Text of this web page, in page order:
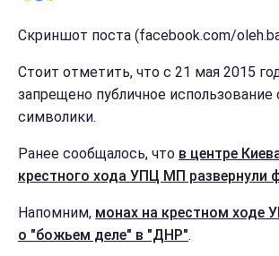
Скриншот поста (facebook.com/
Стоит отметить, что с 21 мая 2015
запрещено публичное использование
символики.
Ранее сообщалось, что в центре
крестного хода УПЦ МП развернули
Напомним, монах на крестном ходе
о "божьем деле" в "ДНР".